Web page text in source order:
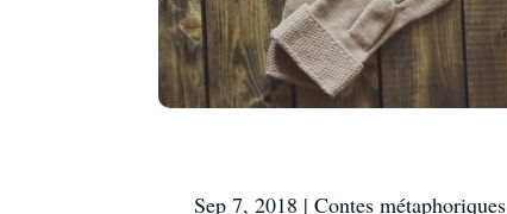
Sep 7, 2018 | Contes métaphoriques